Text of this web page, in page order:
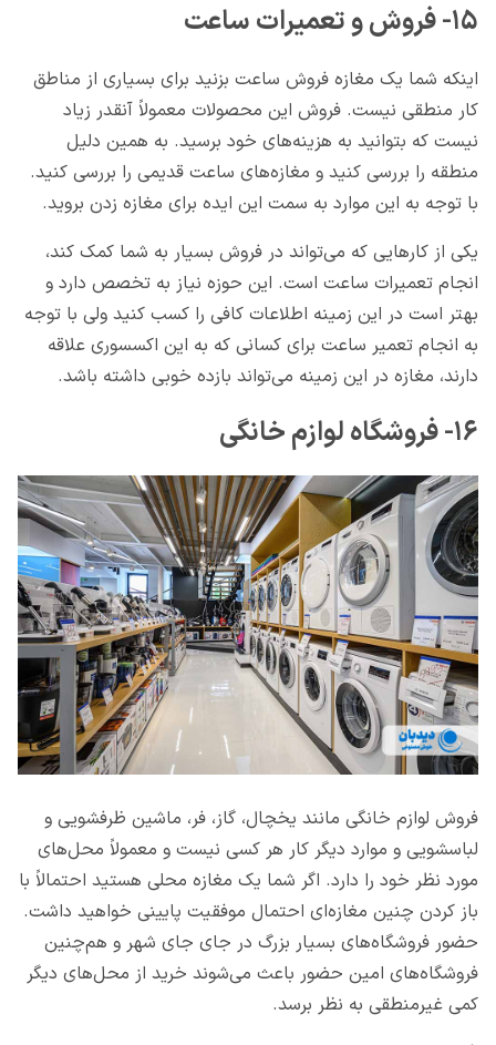
۱۵- فروش و تعمیرات ساعت
اینکه شما یک مغازه فروش ساعت بزنید برای بسیاری از مناطق
کار منطقی نیست. فروش این محصولات معمولاً آنقدر زیاد
نیست که بتوانید به هزینه‌های خود برسید. به همین دلیل
منطقه را بررسی کنید و مغازه‌های ساعت قدیمی را بررسی کنید.
با توجه به این موارد به سمت این ایده برای مغازه زدن بروید.
یکی از کارهایی که می‌تواند در فروش بسیار به شما کمک کند،
انجام تعمیرات ساعت است. این حوزه نیاز به تخصص دارد و
بهتر است در این زمینه اطلاعات کافی را کسب کنید ولی با توجه
به انجام تعمیر ساعت برای کسانی که به این اکسسوری علاقه
دارند، مغازه در این زمینه می‌تواند بازده خوبی داشته باشد.
۱۶- فروشگاه لوازم خانگی
فروش لوازم خانگی مانند یخچال، گاز، فر، ماشین ظرفشویی و
لباسشویی و موارد دیگر کار هر کسی نیست و معمولاً محل‌های
مورد نظر خود را دارد. اگر شما یک مغازه محلی هستید احتمالاً با
باز کردن چنین مغازه‌ای احتمال موفقیت پایینی خواهید داشت.
حضور فروشگاه‌های بسیار بزرگ در جای جای شهر و هم‌چنین
فروشگاه‌های امین حضور باعث می‌شوند خرید از محل‌های دیگر
کمی غیرمنطقی به نظر برسد.